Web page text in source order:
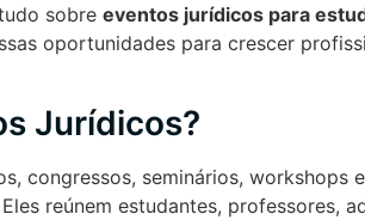
sobre eventos jurídicos para
oportunidades para crescer
Jurídicos?
congressos, seminários, workshops
reúnem estudantes, professores,